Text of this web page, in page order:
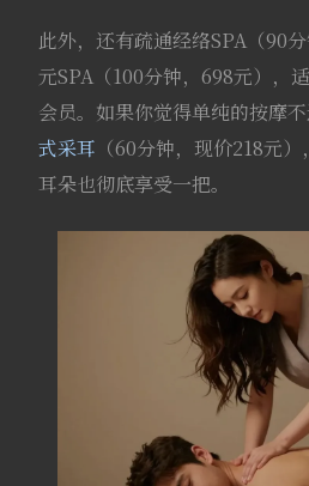
此外，还有疏通经络SPA（90
元SPA（100分钟，698元），
会员。如果你觉得单纯的按摩
式采耳 （60分钟，现价218元
耳朵也彻底享受一把。